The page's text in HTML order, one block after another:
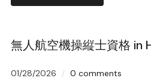
無人航空機操縦士資格 in
01/28/2026 0 comments